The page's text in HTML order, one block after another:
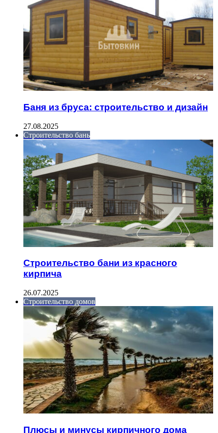
Баня из бруса: строительство и дизайн
27.08.2025
Строительство бань
Строительство бани из красного
кирпича
26.07.2025
Строительство домов
Плюсы и минусы кирпичного дома